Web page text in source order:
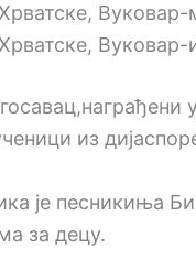
из
је песникиња
за децу.